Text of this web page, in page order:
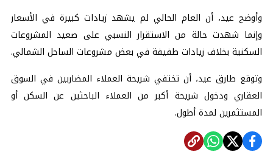
وأوضح عيد، أن العام الحالي لم يشهد زيادات كبيرة في الأسعار
وإنما شهدت حالة من الاستقرار النسبي على صعيد المشروعات
السكنية بخلاف زيادات طفيفة في بعض مشروعات الساحل الشمالي.
وتوقع طارق عيد، أن تختفي شريحة العملاء المضاربين في السوق
العقاري ودخول شريحة أكبر من العملاء الباحثين عن السكن أو
المستثمرين لمدة أطول.